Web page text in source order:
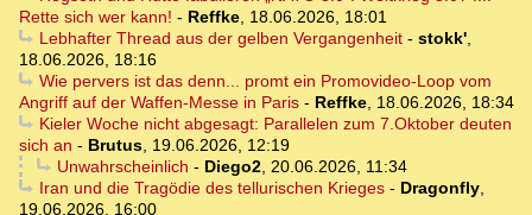
Rette sich wer kann! - Reffke, 18.06.2026, 18:01
Lebhafter Thread aus der gelben Vergangenheit- stokk',
18.06.2026, 18:16
Wie pervers ist das denn... promt ein Promovideo-Loop vom
Angriff auf der Waffen-Messe in Paris - Reffke, 18.06.2026, 18:34
Kieler Woche nicht abgesagt: Parallelen zum 7.Oktober deuten
sich an - Brutus, 19.06.2026, 12:19
Unwahrscheinlich - Diego2, 20.06.2026, 11:34
Iran und die Tragödie des tellurischen Krieges- Dragonfly,
19.06.2026, 16:00